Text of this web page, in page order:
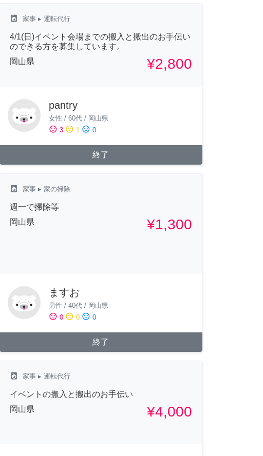
local_laundry_service 家事▸ 運転代行
4/1(日)イベント会場までの搬入と搬出のお手伝い
のできる方を募集しています。
岡山県
¥2,800
pantry
女性 / 60代/ 岡山県
sentiment_satisfied 3 sentiment_neutral 1 sentiment_dissatisfied 0
終了
local_laundry_service 家事▸ 家の掃除
週一で掃除等
岡山県
¥1,300
ますお
男性 / 40代/ 岡山県
sentiment_satisfied 0 sentiment_neutral 0 sentiment_dissatisfied 0
終了
local_laundry_service 家事▸ 運転代行
イベントの搬入と搬出のお手伝い
岡山県
¥4,000